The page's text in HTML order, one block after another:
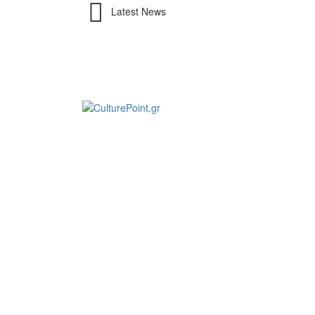
Latest News